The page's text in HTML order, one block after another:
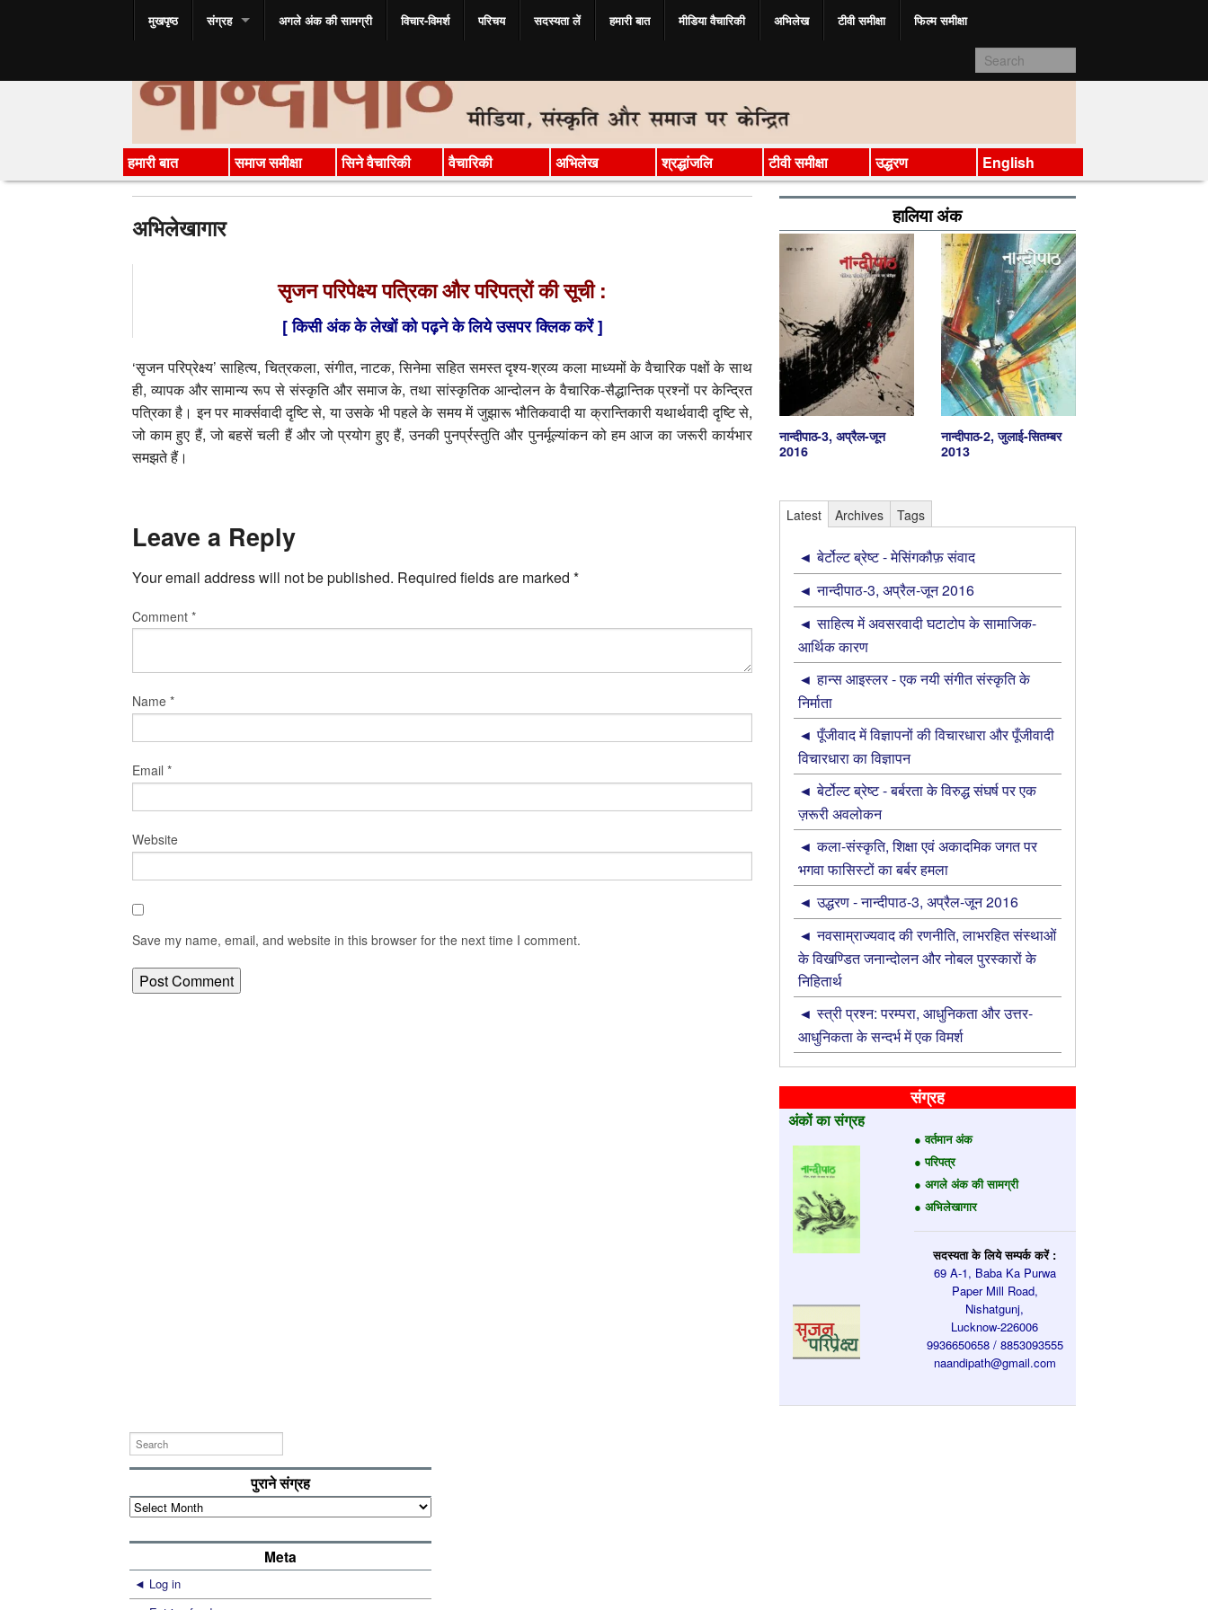
मुखपृष्ठ संग्रह अगले अंक की सामग्री विचार-विमर्श परिचय सदस्‍यता लें हमारी बात मीडिया वैचारिकी अभिलेख टीवी समीक्षा फिल्म समीक्षा
हमारी बात समाज समीक्षा सिने वैचारिकी वैचारिकी अभिलेख श्रद्धांजलि टीवी समीक्षा उद्धरण English
अभिलेखागार
सृजन परिपेक्ष्य पत्रिका और परिपत्रों की सूची :
[ किसी अंक के लेखों को पढ़ने के लिये उसपर क्लिक करें ]
‘सृजन परिप्रेक्ष्य’ साहित्य, चित्रकला, संगीत, नाटक, सिनेमा सहित समस्त दृश्य-श्रव्य कला माध्यमों के वैचारिक पक्षों के साथ
ही, व्यापक और सामान्य रूप से संस्कृति और समाज के, तथा सांस्कृतिक आन्दोलन के वैचारिक-सैद्धान्तिक प्रश्नों पर केन्द्रित
पत्रिका है। इन पर मार्क्‍सवादी दृष्टि से, या उसके भी पहले के समय में जुझारू भौतिकवादी या क्रान्तिकारी यथार्थवादी दृष्टि से,
जो काम हुए हैं, जो बहसें चली हैं और जो प्रयोग हुए हैं, उनकी पुनर्प्रस्तुति और पुनर्मूल्यांकन को हम आज का जरूरी कार्यभार
समझते हैं।
Leave a Reply
Your email address will not be published. Required fields are marked *
Comment *
Name *
Email *
Website
Save my name, email, and website in this browser for the next time I comment.
हालिया अंक
नान्‍दीपाठ-3, अप्रैल-जून
2016
नान्दीपाठ-2, जुलाई-सितम्बर
2013
Latest
बेर्टोल्ट ब्रेष्ट - मेसिंगकौफ़ संवाद
नान्‍दीपाठ-3, अप्रैल-जून 2016
साहित्य में अवसरवादी घटाटोप के सामाजिक-
आर्थिक कारण
हान्स आइस्लर - एक नयी संगीत संस्कृति के
निर्माता
पूँजीवाद में विज्ञापनों की विचारधारा और पूँजीवादी
विचारधारा का विज्ञापन
बेर्टोल्ट ब्रेष्ट - बर्बरता के विरुद्ध संघर्ष पर एक
ज़रूरी अवलोकन
कला-संस्कृति, शिक्षा एवं अकादमिक जगत पर
भगवा फासिस्टों का बर्बर हमला
उद्धरण - नान्‍दीपाठ-3, अप्रैल-जून 2016
नवसाम्राज्यवाद की रणनीति, लाभरहित संस्थाओं
के विखण्डित जनान्दोलन और नोबल पुरस्कारों के
निहितार्थ
स्त्री प्रश्न: परम्परा, आधुनिकता और उत्तर-
आधुनिकता के सन्दर्भ में एक विमर्श
Archives Tags
संग्रह
अंकों का संग्रह
● वर्तमान अंक
● परिपत्र
● अगले अंक की सामग्री
● अभिलेखागार
सदस्यता के लिये सम्पर्क करें :
69 A-1, Baba Ka Purwa
Paper Mill Road,
Nishatgunj,
Lucknow-226006
9936650658 / 8853093555
naandipath@gmail.com
पुराने संग्रह
पुराने
संग्रह
Meta
Log in